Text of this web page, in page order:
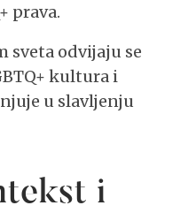
prava.
sveta odvijaju se
kultura i
u slavljenju
i